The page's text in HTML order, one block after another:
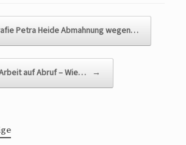
Petra Heide Abmahnung wegen…
auf Abruf – Wie… →